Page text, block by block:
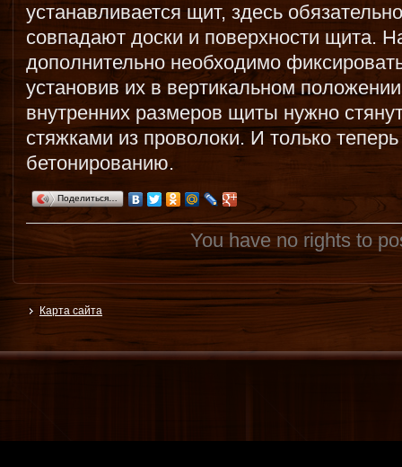
устанавливается щит, здесь
совпадают доски и поверхности щита.
дополнительно необходимо
установив их в вертикальном
внутренних размеров щиты нужно
стяжками из проволоки. И только
бетонированию.
Поделиться…
You have no rights to
Карта сайта